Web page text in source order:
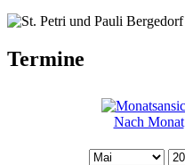
Termine
Nach Monat